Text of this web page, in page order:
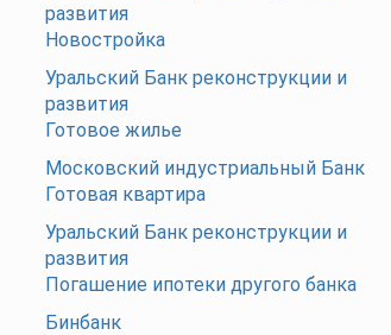
развития
Новостройка
Уральский Банк реконструкции и
развития
Готовое жилье
Московский индустриальный Банк
Готовая квартира
Уральский Банк реконструкции и
развития
Погашение ипотеки другого банка
Бинбанк